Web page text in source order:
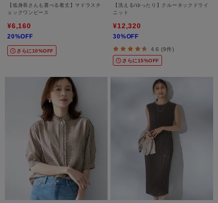
【低身長さんも選べる着丈】マドラスチ
ェックワンピース
¥6,160
20%OFF
さらに10%OFF
【洗える/ゆったり】クルーネックドライ
ニット
¥12,320
30%OFF
4.6 (9件)
さらに15%OFF